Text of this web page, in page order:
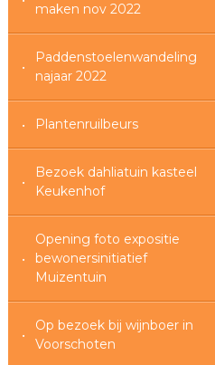
maken nov 2022
Paddenstoelenwandeling
najaar 2022
Plantenruilbeurs
Bezoek dahliatuin kasteel
Keukenhof
Opening foto expositie
bewonersinitiatief
Muizentuin
Op bezoek bij wijnboer in
Voorschoten